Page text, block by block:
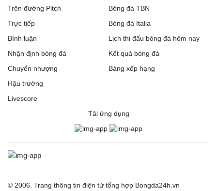
Trên đường Pitch
Trực tiếp
Bóng đá TBN
Bóng đá Italia
Bình luận
Nhận định bóng đá
Chuyển nhượng
Hậu trường
Livescore
Lịch thi đấu bóng đá hôm nay
Kết quả bóng đá
Bảng xếp hạng
Tải ứng dụng
© 2006. Trang thông tin điện tử tổng hợp Bongda24h.vn